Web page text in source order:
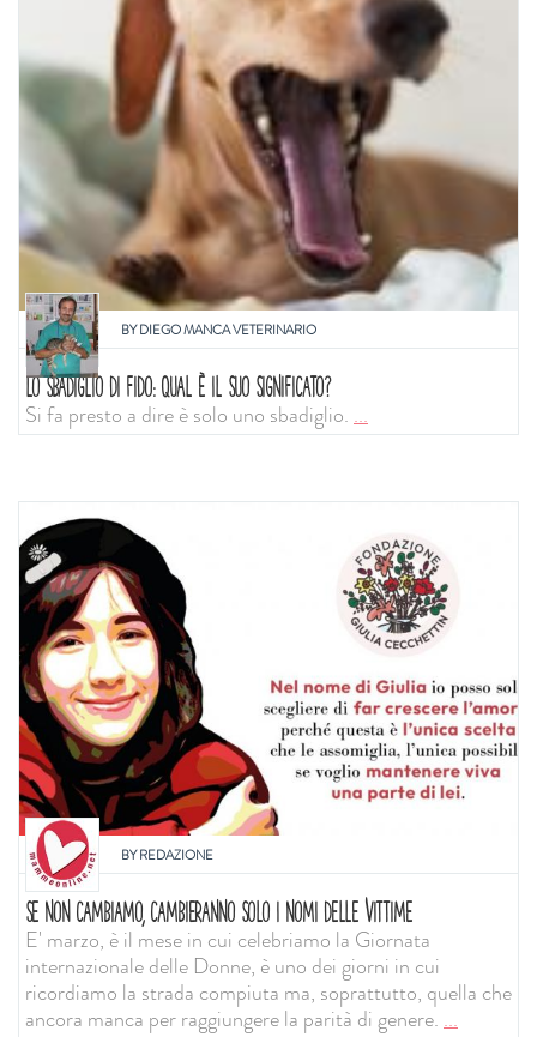
BYDIEGO MANCA VETERINARIO
LO SBADIGLIO DI FIDO: QUAL È IL SUO SIGNIFICATO?
Si fa presto a dire è solo uno sbadiglio....
BYREDAZIONE
SE NON CAMBIAMO, CAMBIERANNO SOLO I NOMI DELLE VITTIME
E' marzo, è il mese in cui celebriamo la Giornata
internazionale delle Donne, è uno dei giorni in cui
ricordiamo la strada compiuta ma, soprattutto, quella che
ancora manca per raggiungere la parità di genere. ...